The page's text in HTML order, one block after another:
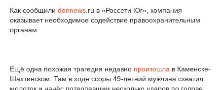
Как сообщили donnews.ru в «Россети Юг», компания
оказывает необходимое содействие правоохранительным
органам.
Ещё одна похожая трагедия недавно произошла в Каменске-
Шахтинском. Там в ходе ссоры 49-летний мужчина схватил